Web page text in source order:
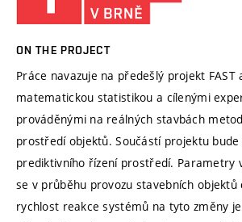
ON THE PROJECT
Práce navazuje na předešlý projekt FAST
matematickou statistikou a cílenými
prováděnými na reálných stavbách
prostředí objektů. Součástí projektu
prediktivního řízení prostředí. Parametry
se v průběhu provozu stavebních objektů
rychlost reakce systémů na tyto změny